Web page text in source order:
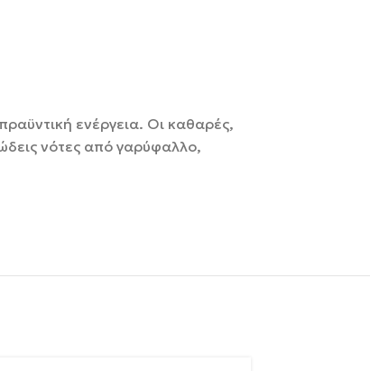
ενέργεια. Οι καθαρές,
νότες από γαρύφαλλο,